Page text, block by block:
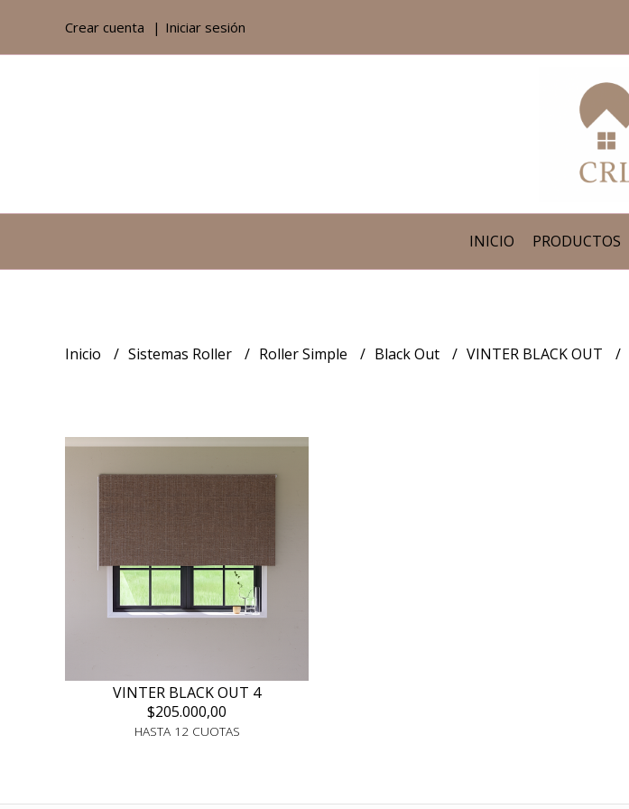
Crear cuenta Iniciar sesión
INICIO PRODUCTOS
Inicio Sistemas Roller Roller Simple Black Out VINTER BLACK OUT
VINTER BLACK OUT 4
$205.000,00
HASTA 12 CUOTAS